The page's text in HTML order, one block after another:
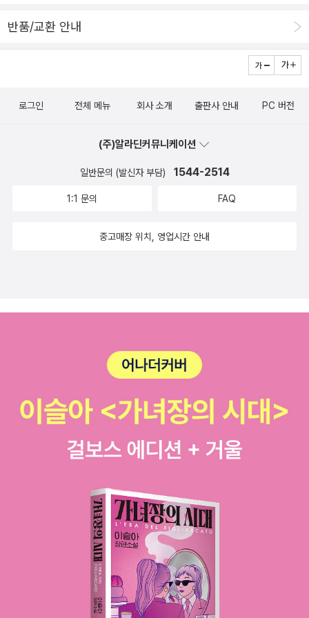
반품/교환 안내
로그인 전체 메뉴 회사 소개 출판사 안내 PC 버전
(주)알라딘커뮤니케이션
일반문의 (발신자 부담) 1544-2514
1:1 문의 FAQ
중고매장 위치, 영업시간 안내